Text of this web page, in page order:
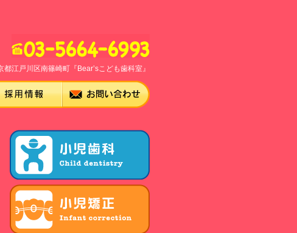
都江戸川区南篠崎町『Bear’sこども歯科室』